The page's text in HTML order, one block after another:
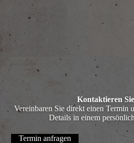
Kontaktieren
Vereinbaren Sie direkt einen Termin
Details in einem
Termin anfragen